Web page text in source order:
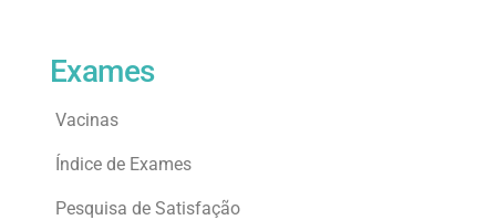
Exames
Vacinas
Índice de Exames
Pesquisa de Satisfação